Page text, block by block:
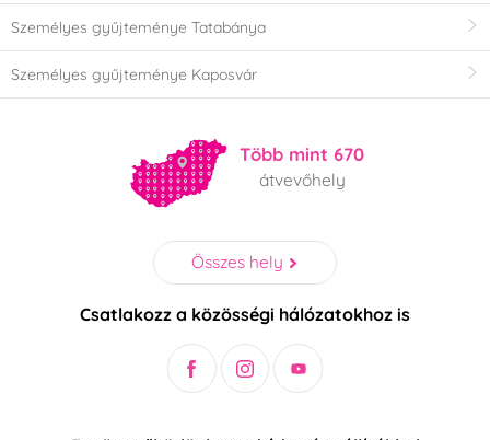
Személyes gyűjteménye Tatabánya
Személyes gyűjteménye Kaposvár
Több mint 670
átvevőhely
Összes hely
Csatlakozz a közösségi hálózatokhoz is